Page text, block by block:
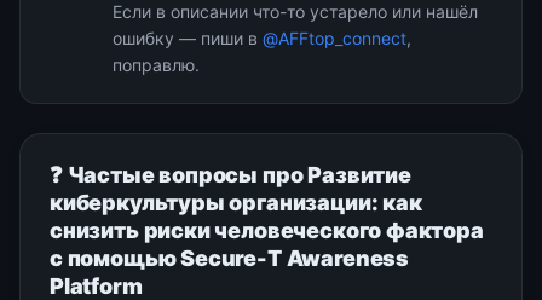
Если в описании что-то устарело или нашёл
ошибку — пиши в @AFFtop_connect,
поправлю.
❓ Частые вопросы про Развитие
киберкультуры организации: как
снизить риски человеческого фактора
с помощью Secure-T Awareness
Platform